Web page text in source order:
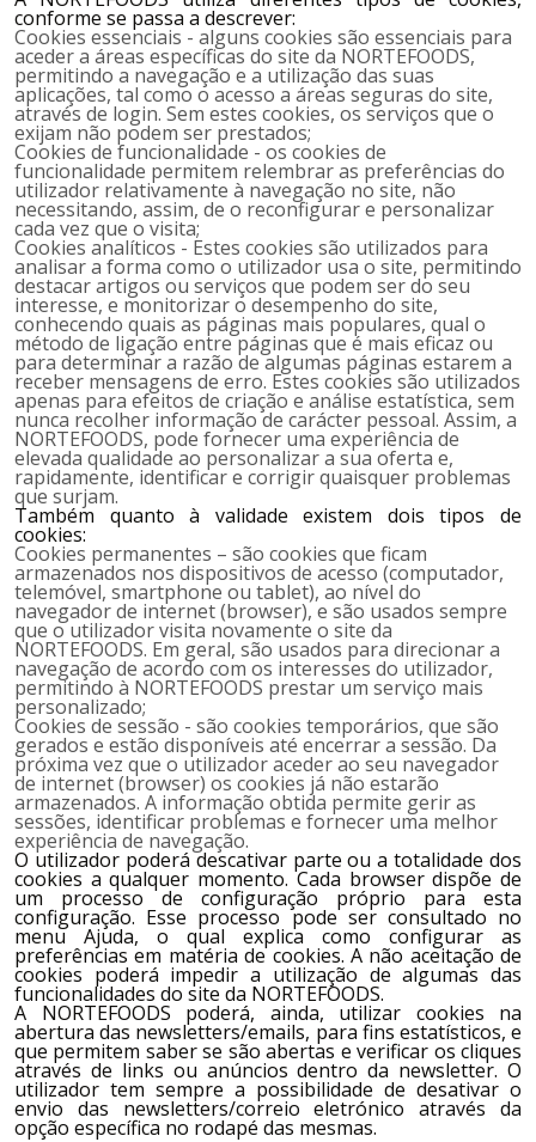
conforme se passa a descrever:
Cookies essenciais - alguns cookies são essenciais para
aceder a áreas específicas do site da NORTEFOODS,
permitindo a navegação e a utilização das suas
aplicações, tal como o acesso a áreas seguras do site,
através de login. Sem estes cookies, os serviços que o
exijam não podem ser prestados;
Cookies de funcionalidade - os cookies de
funcionalidade permitem relembrar as preferências do
utilizador relativamente à navegação no site, não
necessitando, assim, de o reconfigurar e personalizar
cada vez que o visita;
Cookies analíticos - Estes cookies são utilizados para
analisar a forma como o utilizador usa o site, permitindo
destacar artigos ou serviços que podem ser do seu
interesse, e monitorizar o desempenho do site,
conhecendo quais as páginas mais populares, qual o
método de ligação entre páginas que é mais eficaz ou
para determinar a razão de algumas páginas estarem a
receber mensagens de erro. Estes cookies são utilizados
apenas para efeitos de criação e análise estatística, sem
nunca recolher informação de carácter pessoal. Assim, a
NORTEFOODS, pode fornecer uma experiência de
elevada qualidade ao personalizar a sua oferta e,
rapidamente, identificar e corrigir quaisquer problemas
que surjam.
Também quanto à validade existem dois tipos de
cookies:
Cookies permanentes – são cookies que ficam
armazenados nos dispositivos de acesso (computador,
telemóvel, smartphone ou tablet), ao nível do
navegador de internet (browser), e são usados sempre
que o utilizador visita novamente o site da
NORTEFOODS. Em geral, são usados para direcionar a
navegação de acordo com os interesses do utilizador,
permitindo à NORTEFOODS prestar um serviço mais
personalizado;
Cookies de sessão - são cookies temporários, que são
gerados e estão disponíveis até encerrar a sessão. Da
próxima vez que o utilizador aceder ao seu navegador
de internet (browser) os cookies já não estarão
armazenados. A informação obtida permite gerir as
sessões, identificar problemas e fornecer uma melhor
experiência de navegação.
O utilizador poderá descativar parte ou a totalidade dos
cookies a qualquer momento. Cada browser dispõe de
um processo de configuração próprio para esta
configuração. Esse processo pode ser consultado no
menu Ajuda, o qual explica como configurar as
preferências em matéria de cookies. A não aceitação de
cookies poderá impedir a utilização de algumas das
funcionalidades do site da NORTEFOODS.
A NORTEFOODS poderá, ainda, utilizar cookies na
abertura das newsletters/emails, para fins estatísticos, e
que permitem saber se são abertas e verificar os cliques
através de links ou anúncios dentro da newsletter. O
utilizador tem sempre a possibilidade de desativar o
envio das newsletters/correio eletrónico através da
opção específica no rodapé das mesmas.